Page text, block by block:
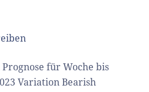
für Woche bis
Variation Bearish